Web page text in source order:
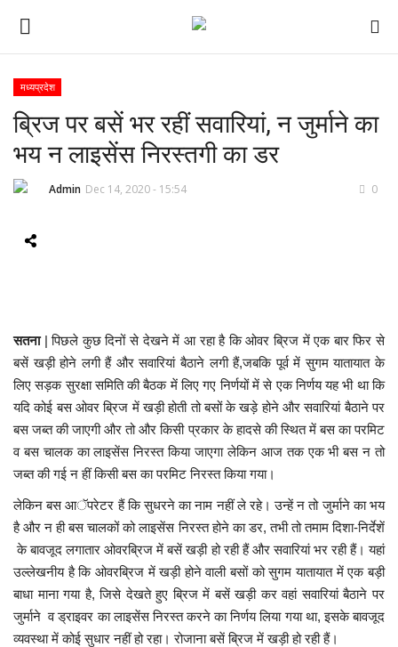
ई-पेपर
होम
देश
दुनिया
मध्यप्रदेश
छत्तीसगढ़
मनोरंजन
लाइफस्टाइल
खेल
मध्यप्रदेश
ब्रिज पर बसें भर रहीं सवारियां, न जुर्माने का
भय न लाइसेंस निरस्तगी का डर
Admin Dec 14, 2020 - 15:54 0
सतना | पिछले कुछ दिनों से देखने में आ रहा है कि ओवर ब्रिज में एक बार फिर से
बसें खड़ी होने लगी हैं और सवारियां बैठाने लगी हैं,जबकि पूर्व में सुगम यातायात के
लिए सड़क सुरक्षा समिति की बैठक में लिए गए निर्णयों में से एक निर्णय यह भी था कि
यदि कोई बस ओवर ब्रिज में खड़ी होती तो बसों के खड़े होने और सवारियां बैठाने पर
बस जब्त की जाएगी और तो और किसी प्रकार के हादसे की स्थित में बस का परमिट
व बस चालक का लाइसेंस निरस्त किया जाएगा लेकिन आज तक एक भी बस न तो
जब्त की गई न हीं किसी बस का परमिट निरस्त किया गया।
लेकिन बस आॅपरेटर हैं कि सुधरने का नाम नहीं ले रहे। उन्हें न तो जुर्माने का भय
है और न ही बस चालकों को लाइसेंस निरस्त होने का डर, तभी तो तमाम दिशा-निर्देशें
के बावजूद लगातार ओवरब्रिज में बसें खड़ी हो रही हैं और सवारियां भर रही हैं। यहां
उल्लेखनीय है कि ओवरब्रिज में खड़ी होने वाली बसों को सुगम यातायात में एक बड़ी
बाधा माना गया है, जिसे देखते हुए ब्रिज में बसें खड़ी कर वहां सवारियां बैठाने पर
जुर्माने व ड्राइवर का लाइसेंस निरस्त करने का निर्णय लिया गया था, इसके बावजूद
व्यवस्था में कोई सुधार नहीं हो रहा। रोजाना बसें ब्रिज में खड़ी हो रही हैं।